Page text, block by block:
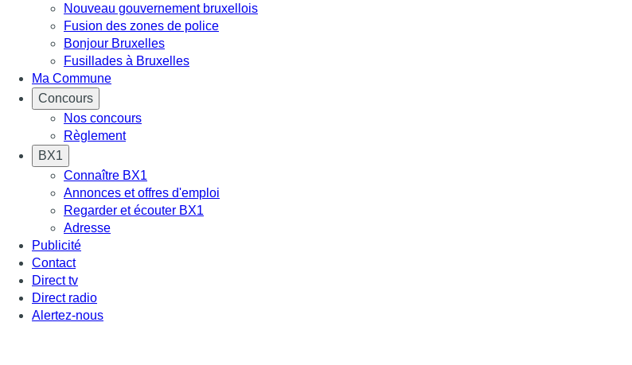
Nouveau gouvernement bruxellois
Fusion des zones de police
Bonjour Bruxelles
Fusillades à Bruxelles
Ma Commune
Concours
Nos concours
Règlement
BX1
Connaître BX1
Annonces et offres d'emploi
Regarder et écouter BX1
Adresse
Publicité
Contact
Direct tv
Direct radio
Alertez-nous